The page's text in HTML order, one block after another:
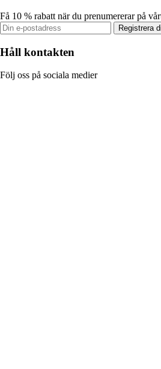
Få 10 % rabatt när du prenumererar på
Registrera
Håll kontakten
Följ oss på sociala medier